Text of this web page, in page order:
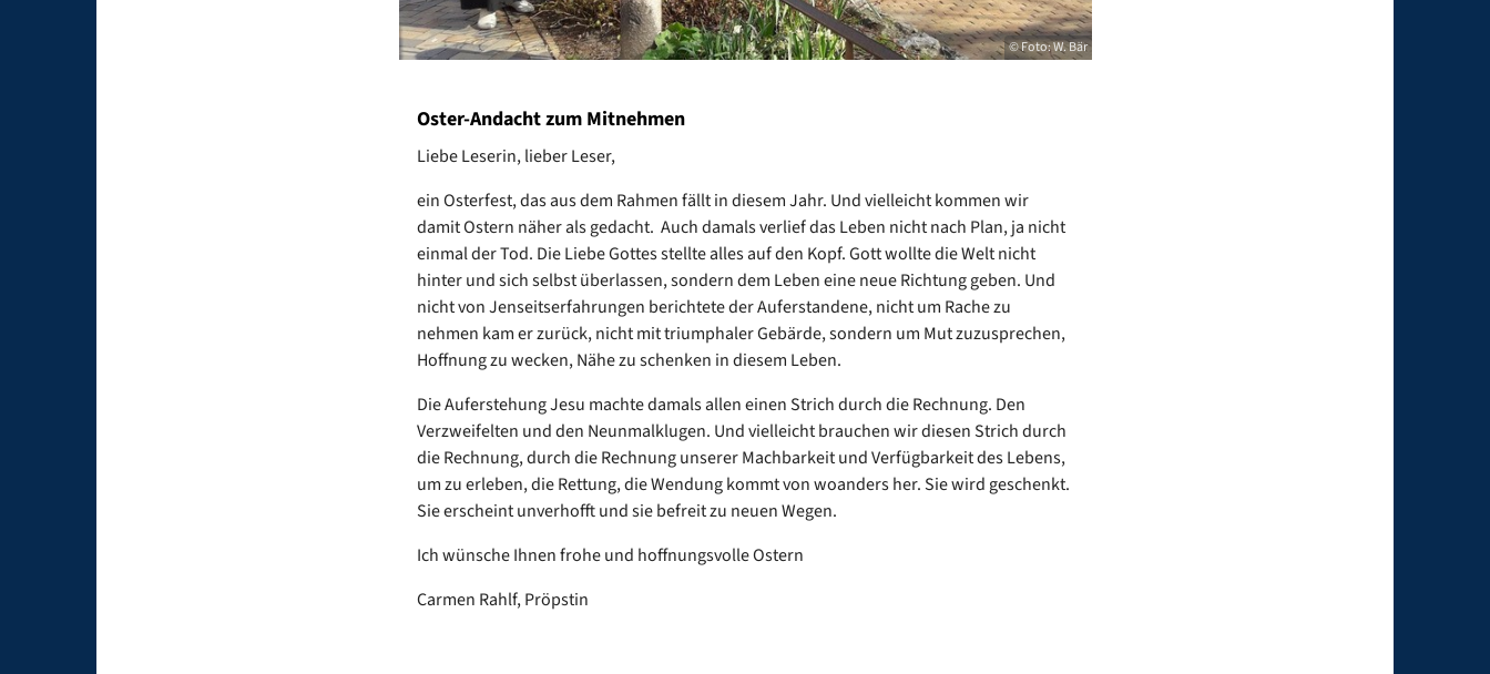
© Foto: W. Bär
Oster-Andacht zum Mitnehmen
Liebe Leserin, lieber Leser,
ein Osterfest, das aus dem Rahmen fällt in diesem Jahr. Und vielleicht kommen wir
damit Ostern näher als gedacht. Auch damals verlief das Leben nicht nach Plan, ja nicht
einmal der Tod. Die Liebe Gottes stellte alles auf den Kopf. Gott wollte die Welt nicht
hinter und sich selbst überlassen, sondern dem Leben eine neue Richtung geben. Und
nicht von Jenseitserfahrungen berichtete der Auferstandene, nicht um Rache zu
nehmen kam er zurück, nicht mit triumphaler Gebärde, sondern um Mut zuzusprechen,
Hoffnung zu wecken, Nähe zu schenken in diesem Leben.
Die Auferstehung Jesu machte damals allen einen Strich durch die Rechnung. Den
Verzweifelten und den Neunmalklugen. Und vielleicht brauchen wir diesen Strich durch
die Rechnung, durch die Rechnung unserer Machbarkeit und Verfügbarkeit des Lebens,
um zu erleben, die Rettung, die Wendung kommt von woanders her. Sie wird geschenkt.
Sie erscheint unverhofft und sie befreit zu neuen Wegen.
Ich wünsche Ihnen frohe und hoffnungsvolle Ostern
Carmen Rahlf, Pröpstin